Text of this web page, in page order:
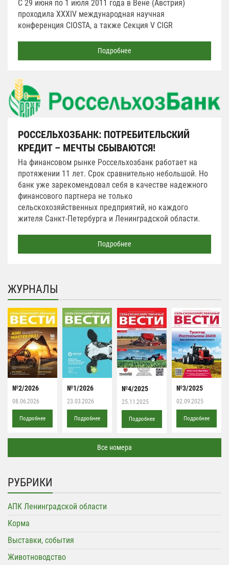
С 29 июня по 1 июля 2011 года в Вене (Австрия)
проходила ХXXIV международная научная
конференция CIOSTA, а также Секция V CIGR
Подробнее
РОССЕЛЬХОЗБАНК: ПОТРЕБИТЕЛЬСКИЙ
КРЕДИТ – МЕЧТЫ СБЫВАЮТСЯ!
На финансовом рынке Россельхозбанк работает на
протяжении 11 лет. Срок сравнительно небольшой. Но
банк уже зарекомендовал себя в качестве надежного
финансового партнера не только
сельскохозяйственных предприятий, но каждого
жителя Санкт-Петербурга и Ленинградской области.
Подробнее
ЖУРНАЛЫ
№2/2026
08.06.2026
Подробнее
№1/2026
23.03.2026
Подробнее
№4/2025
25.11.2025
Подробнее
№3/2025
02.09.2025
Подробнее
Все номера
РУБРИКИ
АПК Ленинградской области
Корма
Выставки, события
Животноводство